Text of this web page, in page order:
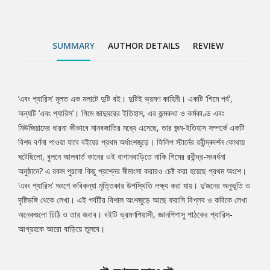
SUMMARY AUTHOR DETAILS REVIEW
Tab
Article
‘এবং প্যারিস’ মূলত এক মলাটে দুটি বই। দুটিই ভ্রমণ কাহিনী। একটি ‘গিমে পর্ব’,
অন্যটি ‘এবং প্যারিস’। গিমে জাদুঘরের ইতিহাস, এর জন্মকথা ও কর্মকাণ্ড এবং
মিউজিয়ামের ধারনা কীভাবে মানবজাতির মধ্যে এসেছে, তার জন্ম-ইতিহাস সম্পর্কে একটি
বিশদ বর্ণনা পাওয়া যাবে বইয়ের প্রথম অর্ধাংশজুড়ে। ফিলিপ স্টার্নের রবীন্দ্ৰদৰ্শন কোথায়
ঘটেছিলো, বুলনে আলবার্ত কানের ওই বাগানবাড়িতে নাকি গিমের রবীন্দ্র-সংবর্ধনা
অনুষ্ঠানে? এ রকম পুরনো কিছু প্রশ্নের মীমাংসা করারও চেষ্ট করা হয়েছে প্রথম অংশে।
‘এবং প্যারিস’ অংশে কবিকন্যা মৃত্তিকার উপস্থিতি লক্ষ্য করা যায়। দু’জনের অনুভূতি ও
দৃষ্টিভঙ্গি থেকে লেখা। এই পর্বটির বিশাল অংশজুড়ে আছে ফরাসি বিপ্লব ও কবিকে লেখা
অনেকগুলো চিঠি ও তার জবাব। বইটি ভ্রমণপিয়াসী, জ্ঞানপিপাসু পাঠকের প্যারিস-
আগ্রহকে আরো বাড়িয়ে তুলবে।